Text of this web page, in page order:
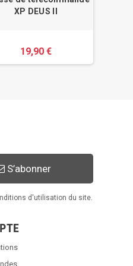
XP DEUS II
19,90 €
S’abonner
d'utilisation du site.